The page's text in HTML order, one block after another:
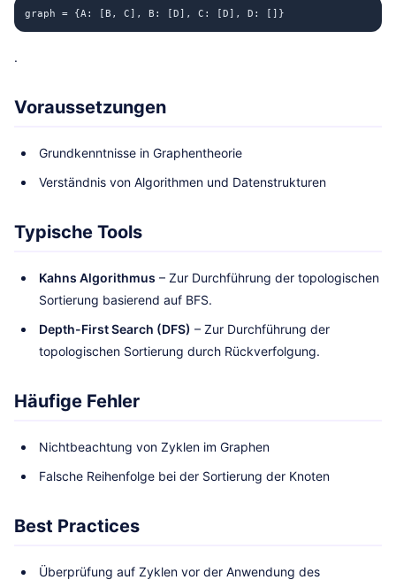
graph = {A: [B, C], B: [D], C: [D], D: []}
.
Voraussetzungen
Grundkenntnisse in Graphentheorie
Verständnis von Algorithmen und Datenstrukturen
Typische Tools
Kahns Algorithmus – Zur Durchführung der topologischen
Sortierung basierend auf BFS.
Depth-First Search (DFS) – Zur Durchführung der
topologischen Sortierung durch Rückverfolgung.
Häufige Fehler
Nichtbeachtung von Zyklen im Graphen
Falsche Reihenfolge bei der Sortierung der Knoten
Best Practices
Überprüfung auf Zyklen vor der Anwendung des